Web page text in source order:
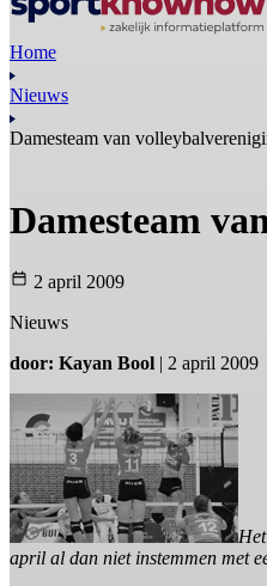
Home
Nieuws
Damesteam van
Damesteam
2 april 2009
Nieuws
door: Kayan Bool | 2 april 2009
april al dan niet instemmen met